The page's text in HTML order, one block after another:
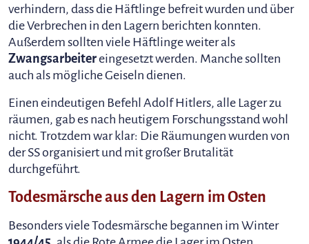
verhindern, dass die Häftlinge befreit wurden und über
die Verbrechen in den Lagern berichten konnten.
Außerdem sollten viele Häftlinge weiter als
Zwangsarbeitereingesetzt werden. Manche sollten
auch als mögliche Geiseln dienen.
Einen eindeutigen Befehl Adolf Hitlers, alle Lager zu
räumen, gab es nach heutigem Forschungsstand wohl
nicht. Trotzdem war klar: Die Räumungen wurden von
der SS organisiert und mit großer Brutalität
durchgeführt.
Todesmärsche aus den Lagern im Osten
Besonders viele Todesmärsche begannen im Winter